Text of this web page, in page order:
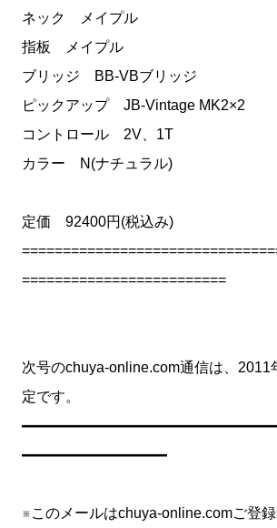
ネック メイプル
指板 メイプル
ブリッジ BB-VBブリッジ
ピックアップ JB-Vintage MK2×2
コントロール 2V、1T
カラー N(ナチュラル)
定価 92400円(税込み)
=========================
次号のchuya-online.com通信は、2011
定です。
━━━━━━━━━━
※このメールはchuya-online.comご登